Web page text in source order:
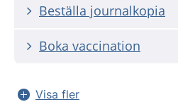
Beställa journalkopia
Boka vaccination
Visa fler